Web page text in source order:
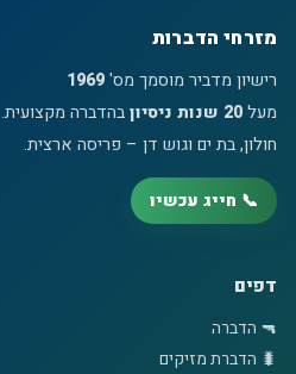
מזרחי הדברות
רישיון מדביר מוסמך מס'1969
מעל20 שנות ניסיון
בהדברה מקצועית.
חולון, בת ים וגוש דן – פריסה ארצית.
📞 חייג עכשיו
דפים
🔫 הדברה
🐛 הדברת מזיקים